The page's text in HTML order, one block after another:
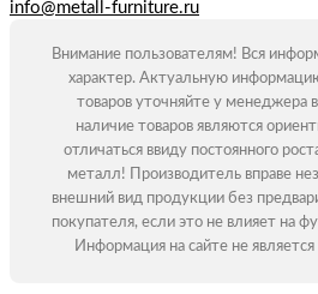
info@metall-furniture.ru
Внимание пользователям! Вся
характер. Актуальную
товаров уточняйте у менеджера
наличие товаров являются
отличаться ввиду постоянного
металл! Производитель вправе
внешний вид продукции без
покупателя, если это не влияет на
Информация на сайте не